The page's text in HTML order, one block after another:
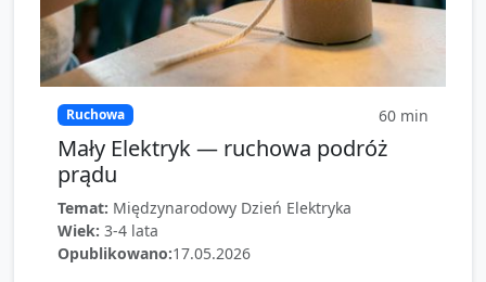
Ruchowa 60 min
Mały Elektryk — ruchowa podróż
prądu
Temat: Międzynarodowy Dzień Elektryka
Wiek: 3-4 lata
Opublikowano:17.05.2026